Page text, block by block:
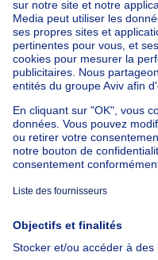
Château à vendre
Immeuble mixte à
Nos
Maison à vendre
Maison à vendre Italie
Maison
À propos
Immoweb
Presse
Emplois